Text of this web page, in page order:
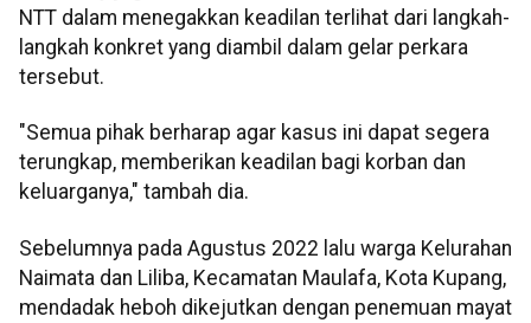
NTT dalam menegakkan keadilan terlihat dari langkah-
langkah konkret yang diambil dalam gelar perkara
tersebut.
"Semua pihak berharap agar kasus ini dapat segera
terungkap, memberikan keadilan bagi korban dan
keluarganya," tambah dia.
Sebelumnya pada Agustus 2022 lalu warga Kelurahan
Naimata dan Liliba, Kecamatan Maulafa, Kota Kupang,
mendadak heboh dikejutkan dengan penemuan mayat